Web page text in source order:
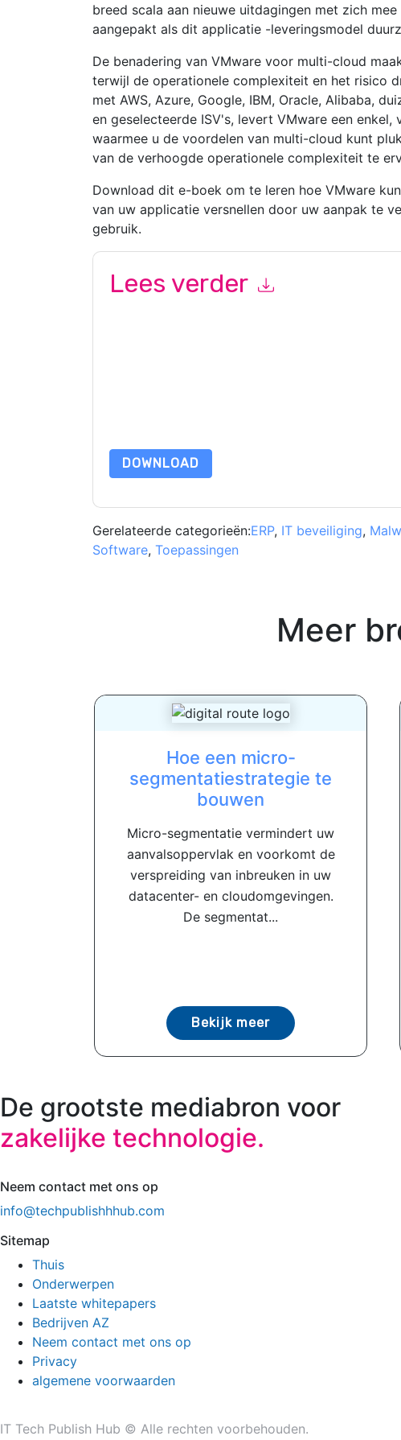
breed scala aan nieuwe uitdagingen met zich
aangepakt als dit applicatie -leveringsmodel
De benadering van VMware voor multi-cloud
terwijl de operationele complexiteit en het risico
met AWS, Azure, Google, IBM, Oracle, Alibaba,
en geselecteerde ISV's, levert VMware een
waarmee u de voordelen van multi-cloud kunt
van de verhoogde operationele complexiteit te
Download dit e-boek om te leren hoe VMware
van uw applicatie versnellen door uw aanpak te
gebruik.
Lees verder
DOWNLOAD
Gerelateerde categorieën:ERP, IT beveiliging,
Software, Toepassingen
Meer
Hoe een micro-
segmentatiestrategie te
bouwen
Micro-segmentatie vermindert uw
aanvalsoppervlak en voorkomt de
verspreiding van inbreuken in uw
datacenter- en cloudomgevingen.
De segmentat...
Bekijk meer
De grootste mediabron voor
zakelijke technologie.
Neem contact met ons op
info@techpublishhhub.com
Sitemap
Thuis
Onderwerpen
Laatste whitepapers
Bedrijven AZ
Neem contact met ons op
Privacy
algemene voorwaarden
IT Tech Publish Hub © Alle rechten voorbehouden.